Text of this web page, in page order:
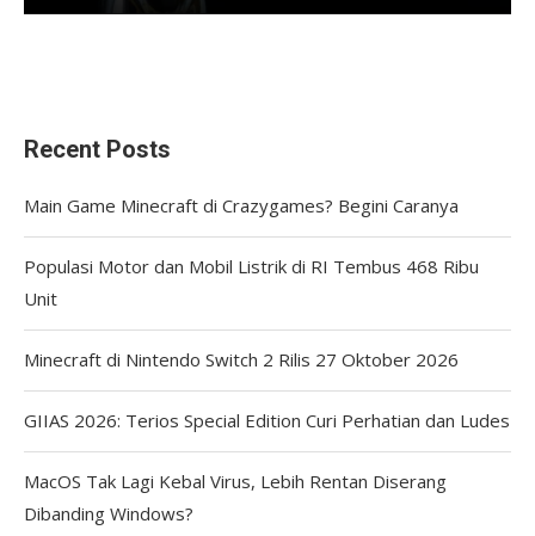
Recent Posts
Main Game Minecraft di Crazygames? Begini Caranya
Populasi Motor dan Mobil Listrik di RI Tembus 468 Ribu
Unit
Minecraft di Nintendo Switch 2 Rilis 27 Oktober 2026
GIIAS 2026: Terios Special Edition Curi Perhatian dan Ludes
MacOS Tak Lagi Kebal Virus, Lebih Rentan Diserang
Dibanding Windows?